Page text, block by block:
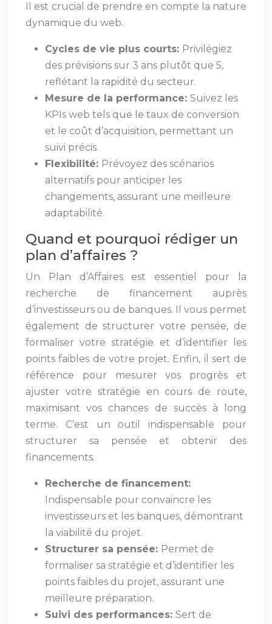
Il est crucial de prendre en compte la nature
dynamique du web.
Cycles de vie plus courts: Privilégiez
des prévisions sur 3 ans plutôt que 5,
reflétant la rapidité du secteur.
Mesure de la performance: Suivez les
KPIs web tels que le taux de conversion
et le coût d’acquisition, permettant un
suivi précis.
Flexibilité: Prévoyez des scénarios
alternatifs pour anticiper les
changements, assurant une meilleure
adaptabilité.
Quand et pourquoi rédiger un
plan d’affaires ?
Un Plan d’Affaires est essentiel pour la
recherche de financement auprès
d’investisseurs ou de banques. Il vous permet
également de structurer votre pensée, de
formaliser votre stratégie et d’identifier les
points faibles de votre projet. Enfin, il sert de
référence pour mesurer vos progrès et
ajuster votre stratégie en cours de route,
maximisant vos chances de succès à long
terme. C’est un outil indispensable pour
structurer sa pensée et obtenir des
financements.
Recherche de financement:
Indispensable pour convaincre les
investisseurs et les banques, démontrant
la viabilité du projet.
Structurer sa pensée: Permet de
formaliser sa stratégie et d’identifier les
points faibles du projet, assurant une
meilleure préparation.
Suivi des performances: Sert de